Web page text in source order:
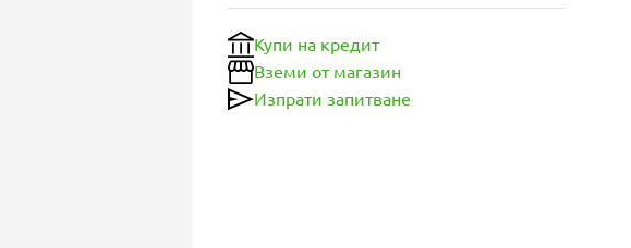
Купи на кредит
Вземи от магазин
Изпрати запитване